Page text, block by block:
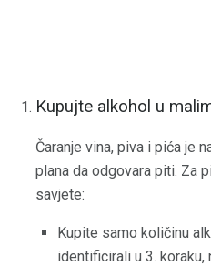
Kupujte alkohol u
Čaranje vina, piva i pića je
plana da odgovara piti. Za
savjete:
Kupite samo količinu
identificirali u 3. koraku,